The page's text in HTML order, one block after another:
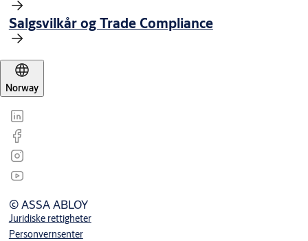
Salgsvilkår og Trade Compliance
Norway
© ASSA ABLOY
Juridiske rettigheter
Personvernsenter